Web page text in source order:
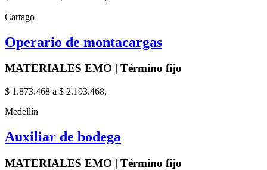
Cartago
Operario de montacargas
MATERIALES EMO | Término fijo
$ 1.873.468 a $ 2.193.468,
Medellín
Auxiliar de bodega
MATERIALES EMO | Término fijo